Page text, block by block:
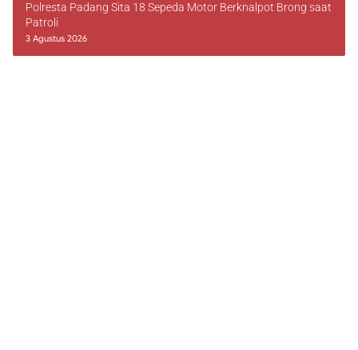
Polresta Padang Sita 18 Sepeda Motor Berknalpot Brong saat
Patroli
3 Agustus 2026